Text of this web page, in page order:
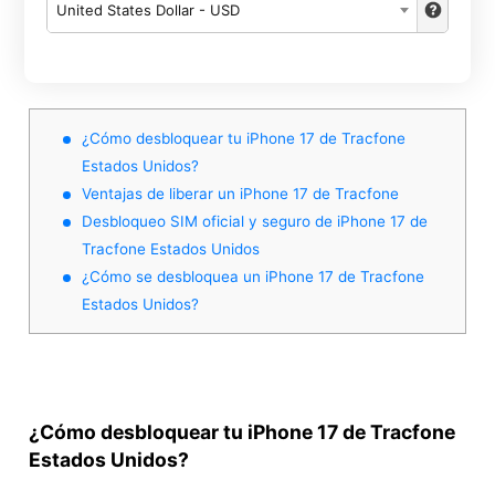
United States Dollar - USD
¿Cómo desbloquear tu iPhone 17 de Tracfone
Estados Unidos?
Ventajas de liberar un iPhone 17 de Tracfone
Desbloqueo SIM oficial y seguro de iPhone 17 de
Tracfone Estados Unidos
¿Cómo se desbloquea un iPhone 17 de Tracfone
Estados Unidos?
¿Cómo desbloquear tu iPhone 17 de Tracfone
Estados Unidos?